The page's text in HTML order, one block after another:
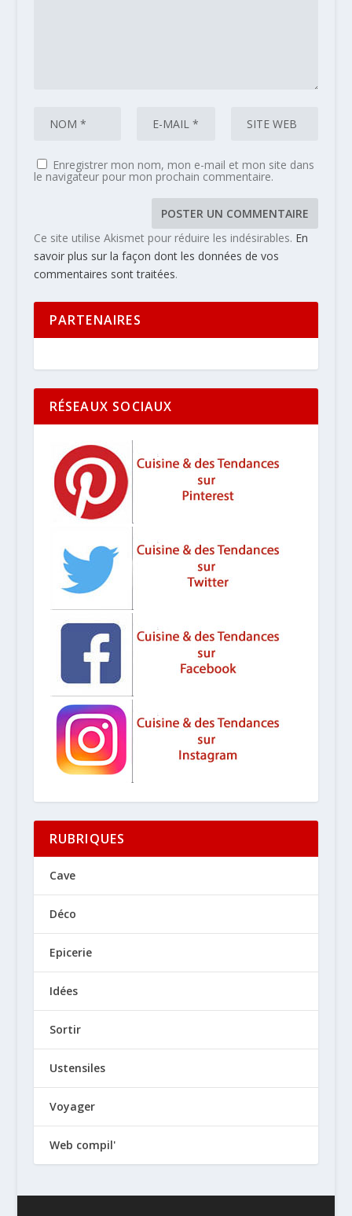
Enregistrer mon nom, mon e-mail et mon site dans
le navigateur pour mon prochain commentaire.
Ce site utilise Akismet pour réduire les indésirables. En
savoir plus sur la façon dont les données de vos
commentaires sont traitées.
PARTENAIRES
RÉSEAUX SOCIAUX
RUBRIQUES
Cave
Déco
Epicerie
Idées
Sortir
Ustensiles
Voyager
Web compil'